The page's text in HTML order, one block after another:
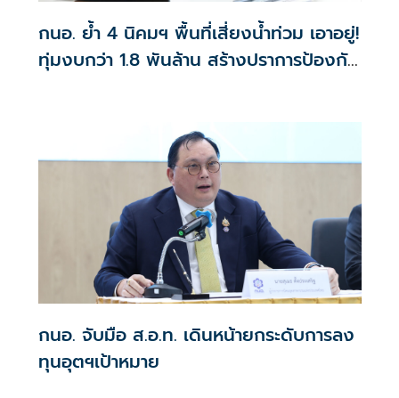
กนอ. ย้ำ 4 นิคมฯ พื้นที่เสี่ยงน้ำท่วม เอาอยู่!
ทุ่มงบกว่า 1.8 พันล้าน สร้างปราการป้องกัน
กนอ. จับมือ ส.อ.ท. เดินหน้ายกระดับการลง
ทุนอุตฯเป้าหมาย